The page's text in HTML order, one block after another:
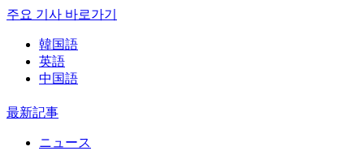
주요 기사 바로가기
韓国語
英語
中国語
最新記事
ニュース